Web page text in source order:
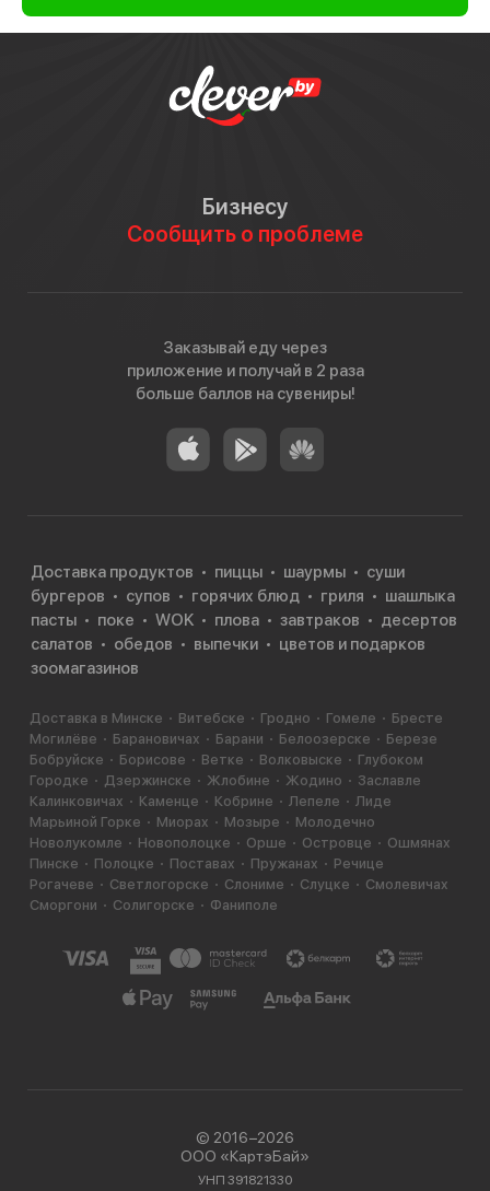
Бизнесу
Сообщить о проблеме
Заказывай еду через
приложение и получай в 2 раза
больше баллов на сувениры!
Доставка продуктов пиццы шаурмы
суши
бургеров
супов горячих блюд гриля
шашлыка
пасты
поке WOK плова завтраков
десертов
салатов
обедов выпечки
цветов и подарков
зоомагазинов
Доставка в Минске Витебске Гродно Гомеле
Бресте
Могилёве
Барановичах Барани Белоозерске
Березе
Бобруйске
Борисове Ветке Волковыске
Глубоком
Городке
Дзержинске Жлобине Жодино
Заславле
Калинковичах
Каменце Кобрине Лепеле
Лиде
Марьиной Горке
Миорах Мозыре
Молодечно
Новолукомле
Новополоцке Орше Островце
Ошмянах
Пинске
Полоцке Поставах Пружанах
Речице
Рогачеве
Светлогорске Слониме Слуцке
Смолевичах
Сморгони
Солигорске Фаниполе
© 2016−2026
ООО «КартэБай»
УНП 391821330